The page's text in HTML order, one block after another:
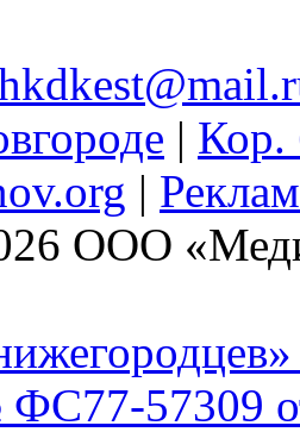
| Кор.
|
ООО
57309